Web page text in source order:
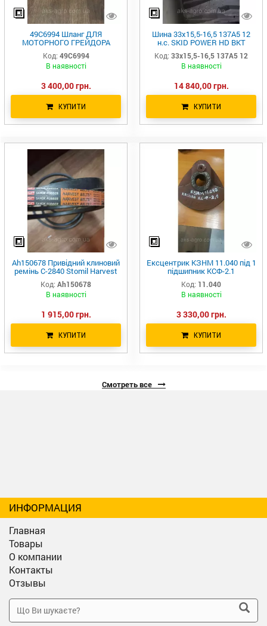
49C6994 Шланг ДЛЯ
МОТОРНОГО ГРЕЙДОРА
LiuGong
Код: 49C6994
В наявності
3 400,00 грн.
КУПИТИ
Шина 33х15,5-16,5 137A5 12
н.с. SKID POWER HD BKT
33х15.5-16.5
Код: 33х15,5-16,5 137A5 12
В наявності
14 840,00 грн.
КУПИТИ
Ah150678 Привідний клиновий
ремінь C-2840 Stomil Harvest
AG18810W 1002892 HC113
22F2870 80392134 84448591
Код: Ah150678
В наявності
1 915,00 грн.
КУПИТИ
Ексцентрик КЗНМ 11.040 під 1
підшипник КСФ-2.1
КЗНМ11.040
Код: 11.040
В наявності
3 330,00 грн.
КУПИТИ
Смотреть все
ИНФОРМАЦИЯ
Главная
Товары
О компании
Контакты
Отзывы